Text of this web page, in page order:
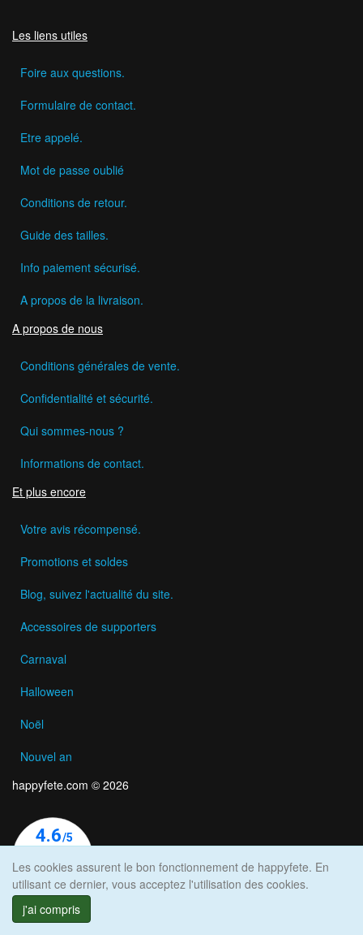
Les liens utiles
Foire aux questions.
Formulaire de contact.
Etre appelé.
Mot de passe oublié
Conditions de retour.
Guide des tailles.
Info paiement sécurisé.
A propos de la livraison.
A propos de nous
Conditions générales de vente.
Confidentialité et sécurité.
Qui sommes-nous ?
Informations de contact.
Et plus encore
Votre avis récompensé.
Promotions et soldes
Blog, suivez l'actualité du site.
Accessoires de supporters
Carnaval
Halloween
Noël
Nouvel an
happyfete.com © 2026
Les cookies assurent le bon fonctionnement de happyfete. En
utilisant ce dernier, vous acceptez l'utilisation des cookies.
j'ai compris